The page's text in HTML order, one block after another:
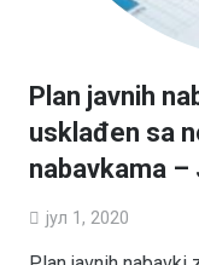
Plan javnih
usklađen sa
nabavkama –
јул 1, 2020